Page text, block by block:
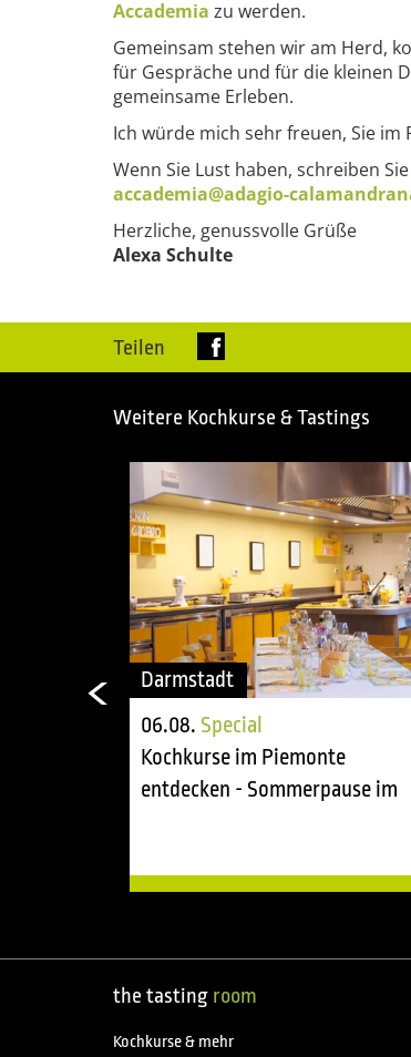
Accademia zu werden.
Gemeinsam stehen wir am Herd,
für Gespräche und für die kleinen
gemeinsame Erleben.
Ich würde mich sehr freuen, Sie
Wenn Sie Lust haben, schreiben
accademia@adagio-
Herzliche, genussvolle Grüße
Alexa Schulte
Teilen
Weitere Kochkurse & Tastings
Darmstadt
06.08. Special
Kochkurse im Piemonte
entdecken - Sommerpause im
the tasting room
Kochkurse & mehr